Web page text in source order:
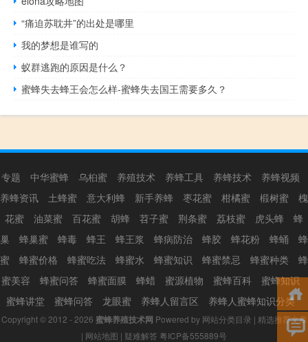
“痛迫苏耽井”的出处是哪里
我的梦想是谁写的
蚁群逃跑的原因是什么？
蜜蜂失去蜂王会怎么样-蜜蜂失去国王需要多久？
专题 中华蜜蜂 乌桕蜜 养殖技术 养蜂工具 养蜂技术
养蜂视频
养蜂资讯
土蜂蜜 意大利蜂 新手养蜂 枣花蜜 柑橘蜜 椴树蜜
槐
花蜜
油菜蜜 百花蜜 胡蜂 苕子蜜 荆条蜜 荔枝蜜 虎头蜂
蜂
巢
蜂巢蜜 蜂毒 蜂王 蜂王浆 蜂病防治 蜂胶 蜂花粉 蜂蛹
蜂
蜜
蜂蜜价格 蜂蜜吃法 蜂蜜水 蜂蜜知识 蜂蜜禁忌 蜂蜜种类
蜂
蜜美容
蜂蜜问答 蜂蜜面膜 蜂蜡 蜜源植物 蜜蜂百科
蜜蜂知识
蜜蜂讲堂
蜜蜂问答 龙眼蜜 养蜂人留言区 养蜂人蜜蜂知识分类
Copyright © 2012 - 2026 蜜蜂养殖技术网 Powered by 网站分类目录 | 精选推荐文章
| 网站地图 | 疑难解答 粤ICP备555889号